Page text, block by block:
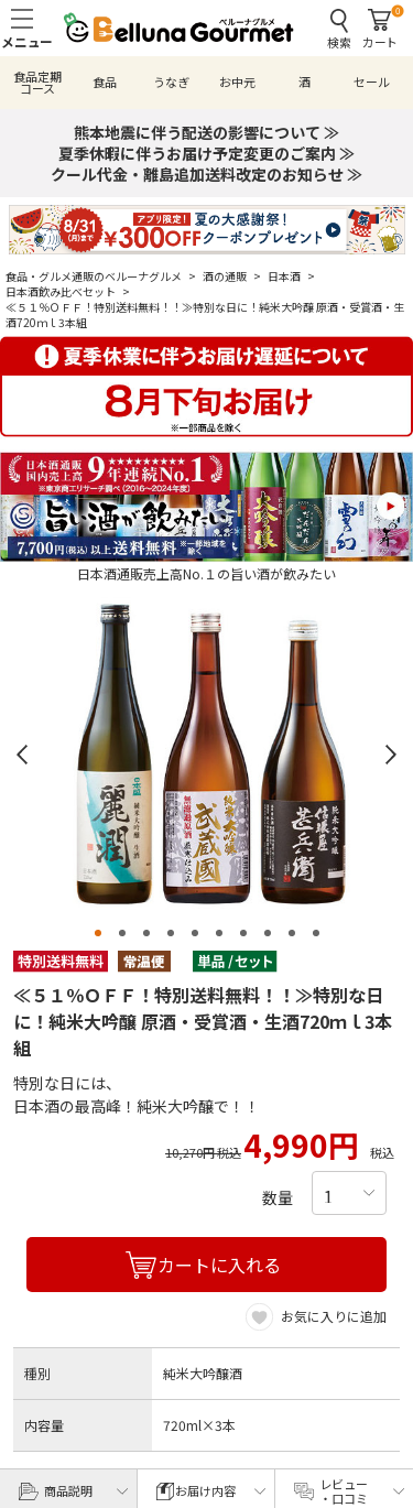
検索
0
カート
食品定期
コース 食品 うなぎ お中元 酒 セール
熊本地震に伴う配送の影響について ≫
夏季休暇に伴うお届け予定変更のご案内 ≫
クール代金・離島追加送料改定のお知らせ ≫
食品・グルメ通販のベルーナグルメ > 酒の通販 > 日本酒 >
日本酒飲み比べセット >
≪５１％ＯＦＦ！特別送料無料！！≫特別な日に！純米大吟醸 原酒・受賞酒・生
酒720ｍｌ3本組
日本酒通販売上高No.１の旨い酒が飲みたい
≪５１％ＯＦＦ！特別送料無料！！≫特別な日
に！純米大吟醸 原酒・受賞酒・生酒720ｍｌ3本
組
特別な日には、
日本酒の最高峰！純米大吟醸で！！
10,270円 税込4,990円 税込
数量
カートに入れる
お気に入りに追加
種別 純米大吟醸酒
内容量 720ml×3本
商品説明 お届け内容
レビュー
・口コミ